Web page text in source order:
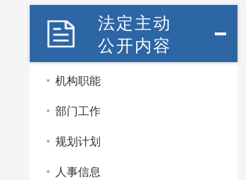
法定主动
公开内容
机构职能
部门工作
规划计划
人事信息